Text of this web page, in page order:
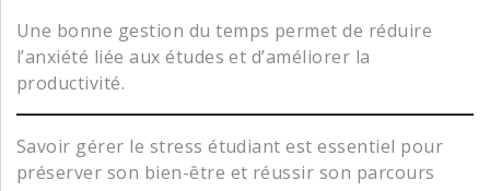
Une bonne gestion du temps permet de réduire
l’anxiété liée aux études et d’améliorer la
productivité.
Savoir gérer le stress étudiant est essentiel pour
préserver son bien-être et réussir son parcours